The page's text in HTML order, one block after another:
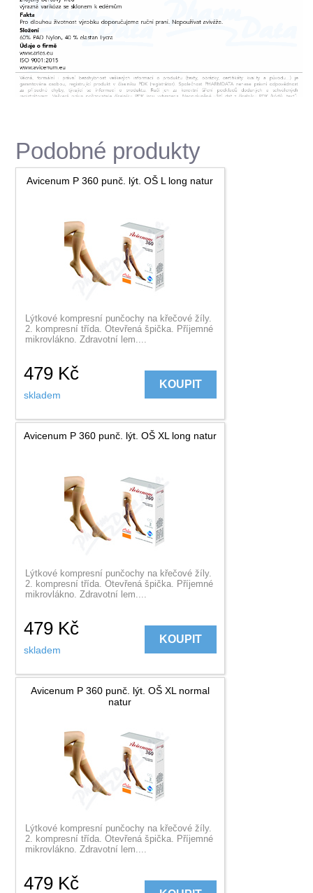
Podobné produkty
Avicenum P 360 punč. lýt. OŠ L long natur
Lýtkové kompresní punčochy na křečové žíly.
2. kompresní třída. Otevřená špička. Příjemné
mikrovlákno. Zdravotní lem....
479 Kč
skladem
KOUPIT
Avicenum P 360 punč. lýt. OŠ XL long natur
Lýtkové kompresní punčochy na křečové žíly.
2. kompresní třída. Otevřená špička. Příjemné
mikrovlákno. Zdravotní lem....
479 Kč
skladem
KOUPIT
Avicenum P 360 punč. lýt. OŠ XL normal
natur
Lýtkové kompresní punčochy na křečové žíly.
2. kompresní třída. Otevřená špička. Příjemné
mikrovlákno. Zdravotní lem....
479 Kč